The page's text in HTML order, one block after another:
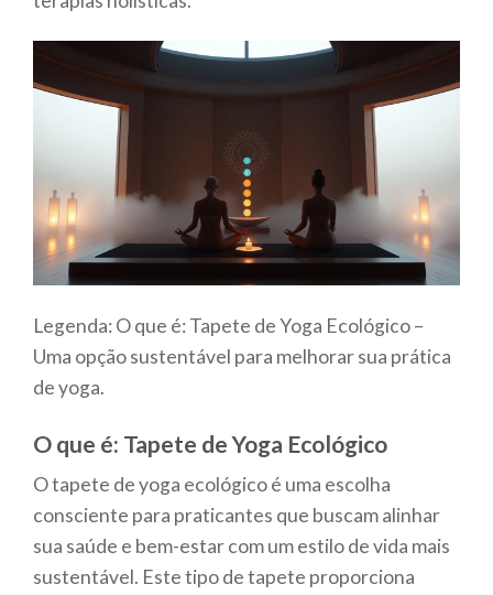
Legenda: O que é: Tapete de Yoga Ecológico –
Uma opção sustentável para melhorar sua prática
de yoga.
O que é: Tapete de Yoga Ecológico
O tapete de yoga ecológico é uma escolha
consciente para praticantes que buscam alinhar
sua saúde e bem-estar com um estilo de vida mais
sustentável. Este tipo de tapete proporciona